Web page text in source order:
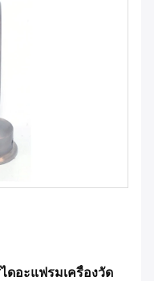
ดอะแฟรมเครื่องวัด